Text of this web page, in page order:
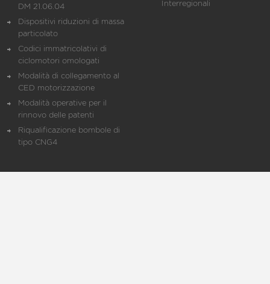
DM 21.06.04
Dispositivi riduzioni di massa
particolato
Codici immatricolativi di
ciclomotori omologati
Modalità di collegamento al
CED motorizzazione
Modalità operative per il
rinnovo delle patenti
Riqualificazione bombole di
tipo CNG4
Interregionali